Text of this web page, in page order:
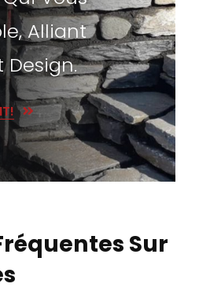
Alliant
Design.
Sur